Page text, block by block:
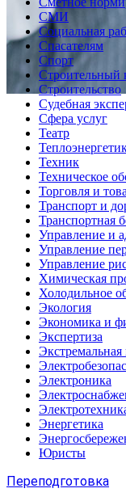
СМИ
Социальная
Спасателям
Спорт
Строительный
Строительство
Судебная
Сфера услуг
Театр
Техник
Техническое
Торговля и
Транспорт и
Транспортная
Управление и
Управление
Управление
Химическая
Холодильное
Экология
Экономика и
Экспертиза
Экстремальная
Электроника
Энергетика
Юристы
Переподготовка